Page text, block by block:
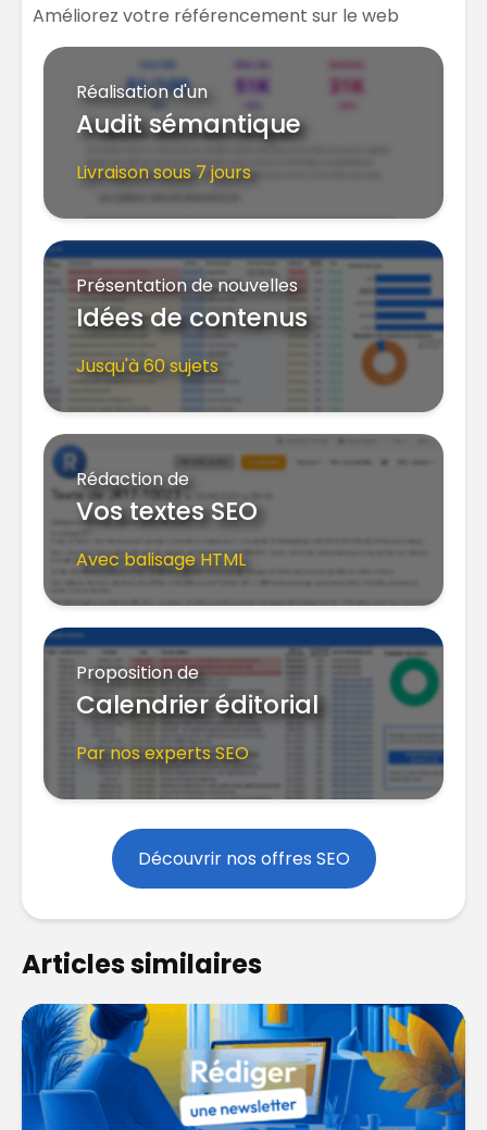
Améliorez votre référencement sur le web
Réalisation d'un
Audit sémantique
Livraison sous 7 jours
Présentation de nouvelles
Idées de contenus
Jusqu'à 60 sujets
Rédaction de
Vos textes SEO
Avec balisage HTML
Proposition de
Calendrier éditorial
Par nos experts SEO
Découvrir nos offres SEO
Articles similaires